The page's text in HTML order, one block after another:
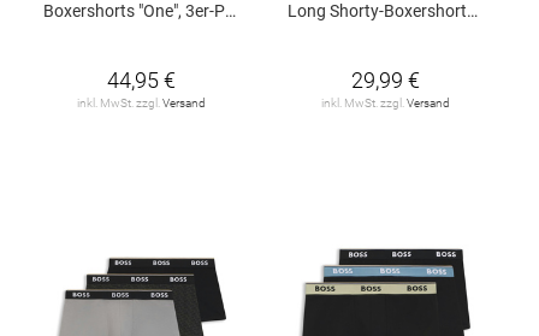
Boxershorts "One", 3er-Pack
44,95 €
inkl. MwSt. zzgl.Versand
Long Shorty-Boxershorts "Business Class"
29,99 €
inkl. MwSt. zzgl.Versand